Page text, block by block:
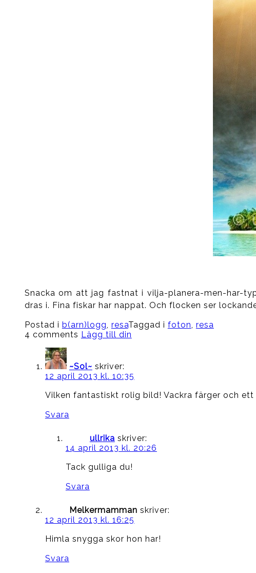
Snacka om att jag fastnat i vilja-planera-men-har-
dras i. Fina fiskar har nappat. Och flocken ser
Postad i b(arn)logg, resaTaggad i foton, resa
4 comments Lägg till din
~Sol~ skriver:
12 april 2013 kl. 10:35
Vilken fantastiskt rolig bild! Vackra färger och
Svara
ullrika skriver:
14 april 2013 kl. 20:26
Tack gulliga du!
Svara
Melkermamman skriver:
12 april 2013 kl. 16:25
Himla snygga skor hon har!
Svara